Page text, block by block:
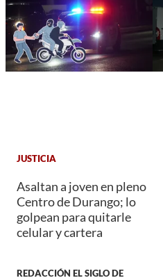
JUSTICIA
Asaltan a joven en pleno
Centro de Durango; lo
golpean para quitarle
celular y cartera
REDACCIÓN EL SIGLO DE